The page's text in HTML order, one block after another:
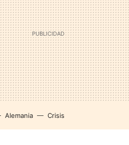
Alemania Crisis